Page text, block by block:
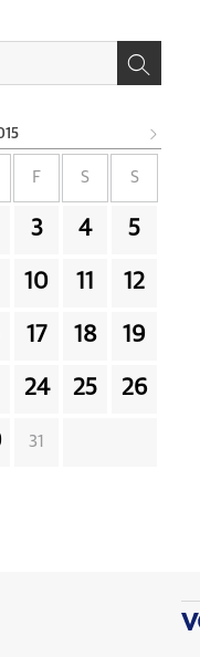
F S S
3 4 5
10 11 12
17 18 19
24 25 26
31